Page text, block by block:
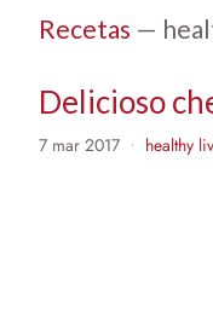
Recetas —
Delicioso
7 mar 2017 • healthy